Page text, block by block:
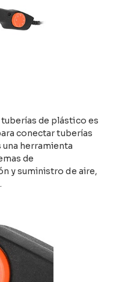
de plástico es
conectar tuberías
herramienta
de
y suministro de aire,